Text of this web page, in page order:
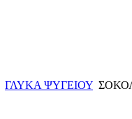
ΓΛΥΚΑ ΨΥΓΕΙΟΥ